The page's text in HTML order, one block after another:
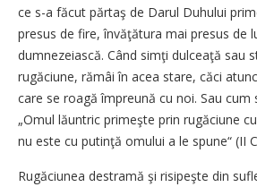
ce s-a făcut părtaş de Darul Duhului
presus de fire, învăţătura mai presus de
dumnezeiască. Când simţi dulceaţă sau
rugăciune, rămâi în acea stare, căci
care se roagă împreună cu noi. Sau cum
„Omul lăuntric primeşte prin rugăciune
nu este cu putinţă omului a le spune“ (II
Rugăciunea destramă şi risipeşte din